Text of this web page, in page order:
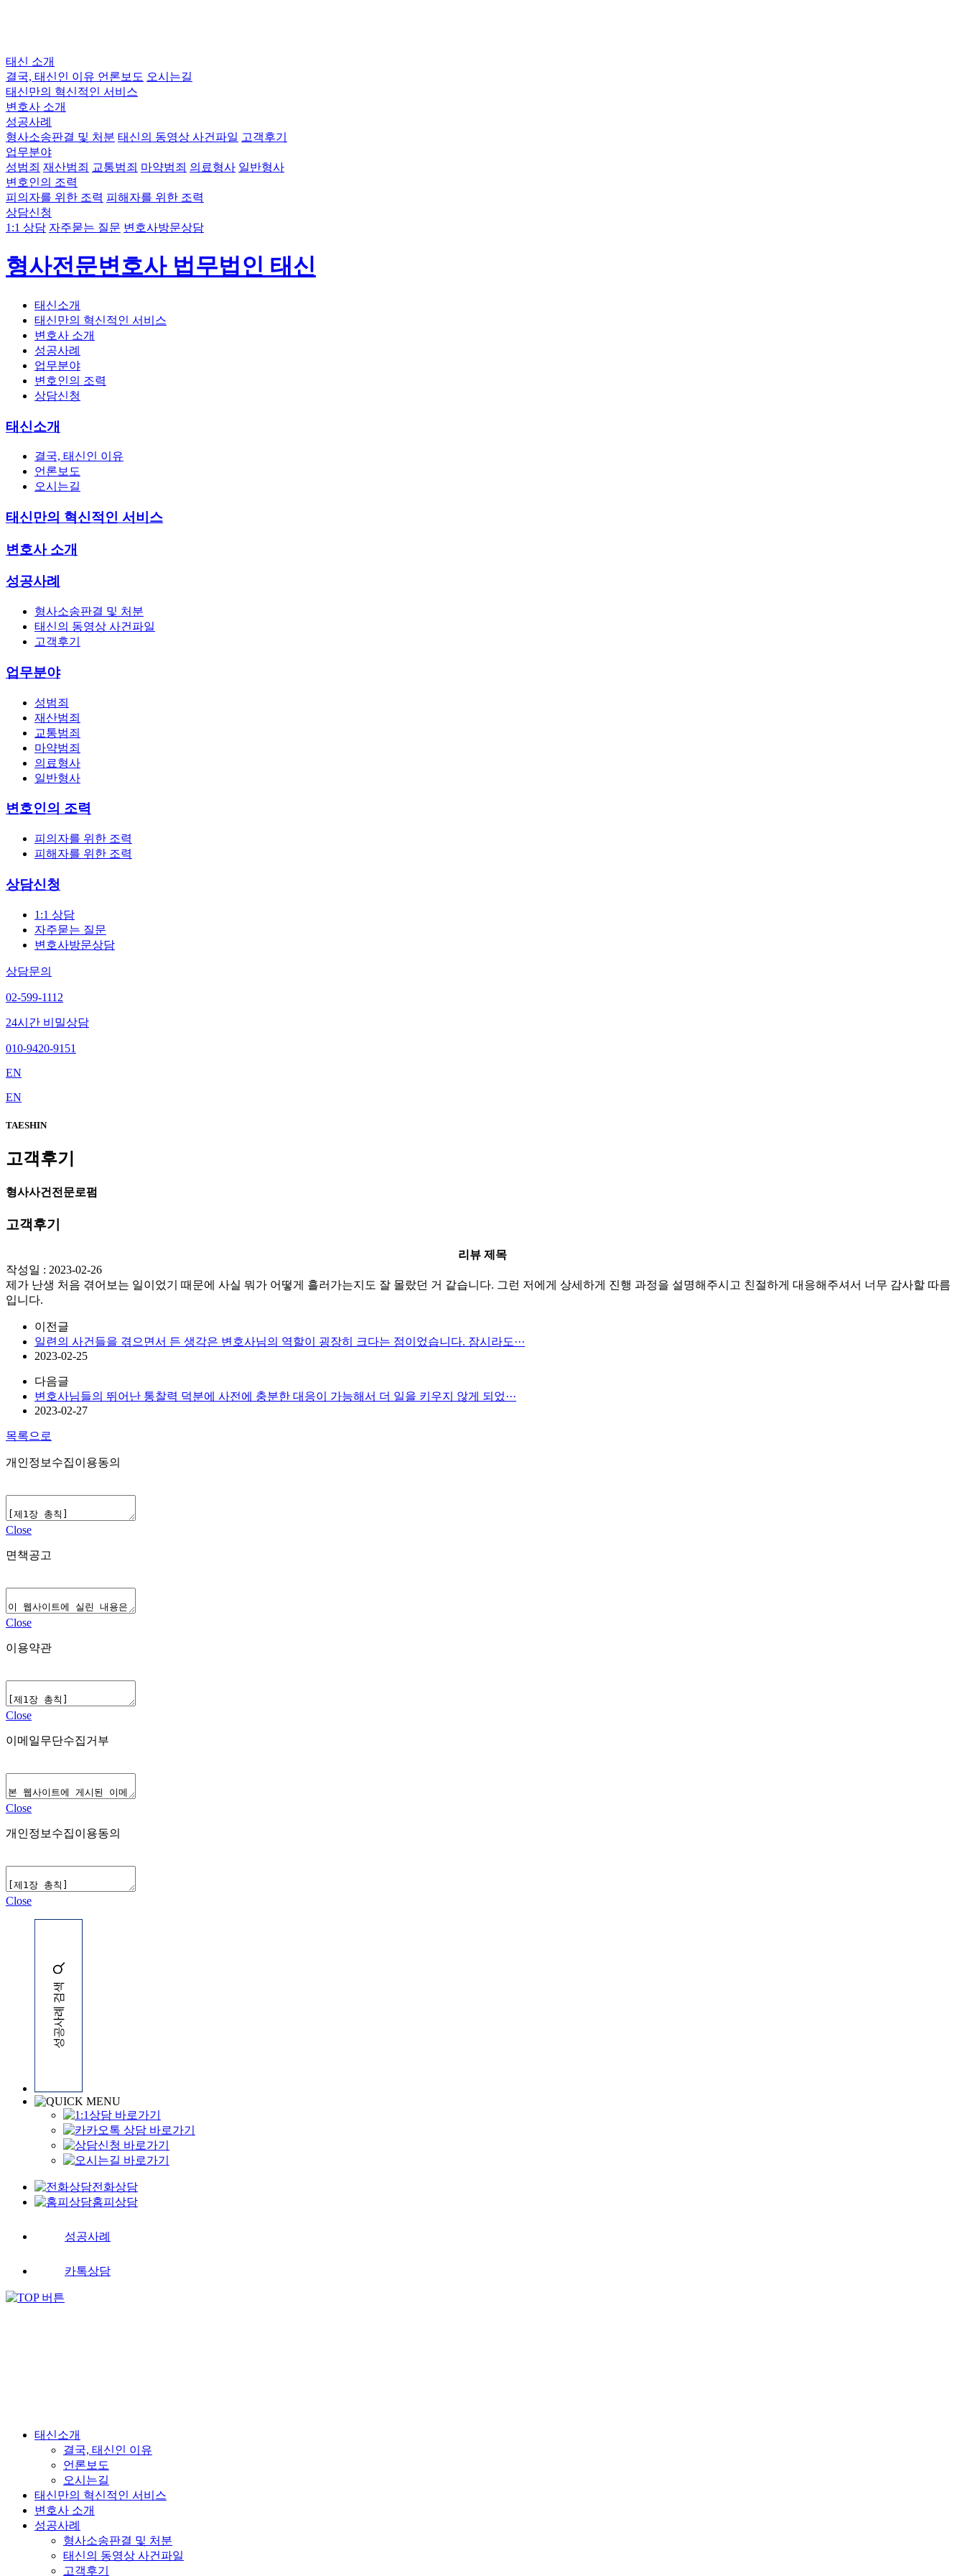
태신 소개
결국, 태신인 이유 언론보도 오시는길
태신만의 혁신적인 서비스
변호사 소개
성공사례
형사소송판결 및 처분 태신의 동영상 사건파일 고객후기
업무분야
성범죄 재산범죄 교통범죄 마약범죄 의료형사 일반형사
변호인의 조력
피의자를 위한 조력 피해자를 위한 조력
상담신청
1:1 상담 자주묻는 질문 변호사방문상담
형사전문변호사 법무법인 태신
태신소개
태신만의 혁신적인 서비스
변호사 소개
성공사례
업무분야
변호인의 조력
상담신청
태신소개
결국, 태신인 이유
언론보도
오시는길
태신만의 혁신적인 서비스
변호사 소개
성공사례
형사소송판결 및 처분
태신의 동영상 사건파일
고객후기
업무분야
성범죄
재산범죄
교통범죄
마약범죄
의료형사
일반형사
변호인의 조력
피의자를 위한 조력
피해자를 위한 조력
상담신청
1:1 상담
자주묻는 질문
변호사방문상담
상담문의
02-599-1112
24시간 비밀상담
010-9420-9151
EN
EN
TAESHIN
고객후기
형사사건전문로펌
고객후기
리뷰 제목
작성일 : 2023-02-26
제가 난생 처음 겪어보는 일이었기 때문에 사실 뭐가 어떻게 흘러가는지도 잘 몰랐던 거 같습니다. 그런 저에게 상세하게 진행 과정을 설명해주시고 친절하게 대응해주셔서 너무 감사할 따름
입니다.
이전글
일련의 사건들을 겪으면서 든 생각은 변호사님의 역할이 굉장히 크다는 점이었습니다. 잠시라도···
2023-02-25
다음글
변호사님들의 뛰어난 통찰력 덕분에 사전에 충분한 대응이 가능해서 더 일을 키우지 않게 되었···
2023-02-27
목록으로
개인정보수집이용동의
Close
면책공고
Close
이용약관
Close
이메일무단수집거부
Close
개인정보수집이용동의
Close
전화상담
홈피상담
성공사례
카톡상담
태신소개
결국, 태신인 이유
언론보도
오시는길
태신만의 혁신적인 서비스
변호사 소개
성공사례
형사소송판결 및 처분
태신의 동영상 사건파일
고객후기